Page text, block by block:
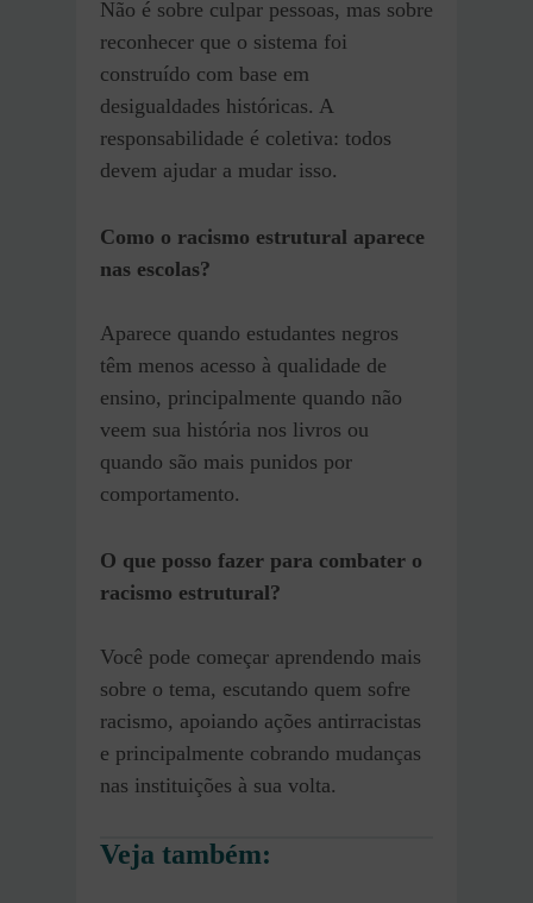
Não é sobre culpar pessoas, mas sobre
reconhecer que o sistema foi
construído com base em
desigualdades históricas. A
responsabilidade é coletiva: todos
devem ajudar a mudar isso.
Como o racismo estrutural aparece
nas escolas?
Aparece quando estudantes negros
têm menos acesso à qualidade de
ensino, principalmente quando não
veem sua história nos livros ou
quando são mais punidos por
comportamento.
O que posso fazer para combater o
racismo estrutural?
Você pode começar aprendendo mais
sobre o tema, escutando quem sofre
racismo, apoiando ações antirracistas
e principalmente cobrando mudanças
nas instituições à sua volta.
Veja também: